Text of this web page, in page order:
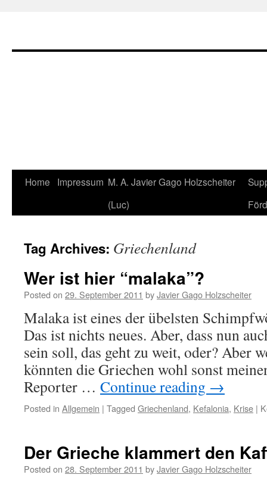
Skip
Home Impressum M. A. Javier Gago Holzscheiter
(Luc)
Tag Archives: Griechenland
Wer ist hier “malaka”?
Posted on 29. September 2011 byJavier Gago Holzscheiter
Malaka ist eines der übelsten
Das ist nichts neues. Aber, dass nun
sein soll, das geht zu weit, oder? Aber
könnten die Griechen wohl sonst
Reporter … Continue reading →
Posted in Allgemein | Tagged Griechenland, Kefalonia, Krise |
Der Grieche klammert den
Posted on 28. September 2011 byJavier Gago Holzscheiter